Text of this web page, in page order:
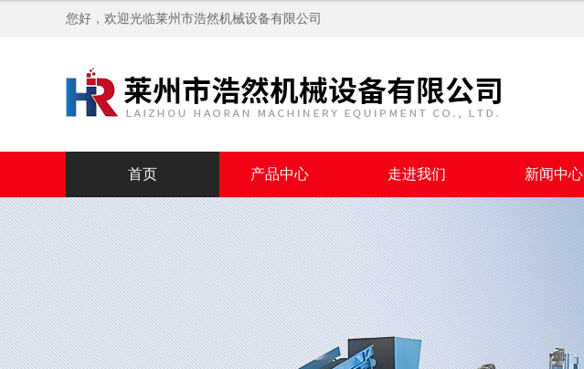
您好，欢迎光临莱州市浩然机械设备有限公司
首页 产品中心 走进我们 新闻中心